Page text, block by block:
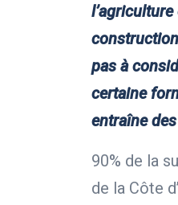
pas à
certaine
entraîne
90% de la
de la Côte